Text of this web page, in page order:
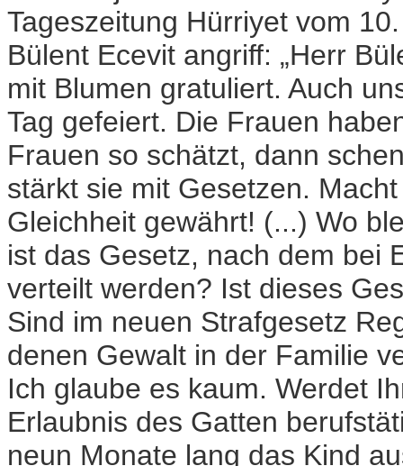
Tageszeitung Hürriyet vom
Bülent Ecevit angriff: „Herr
mit Blumen gratuliert. Auch
Tag gefeiert. Die Frauen
Frauen so schätzt, dann
stärkt sie mit Gesetzen.
Gleichheit gewährt! (...) Wo
ist das Gesetz, nach dem bei
verteilt werden? Ist dieses
Sind im neuen Strafgesetz
denen Gewalt in der Familie
Ich glaube es kaum. Werdet
Erlaubnis des Gatten
neun Monate lang das Kind